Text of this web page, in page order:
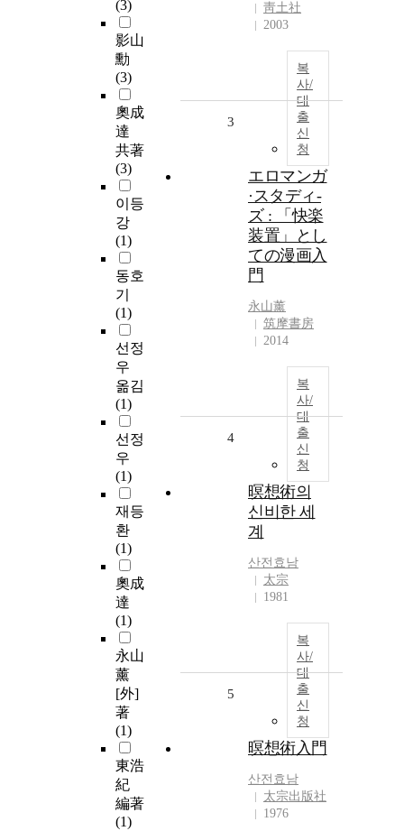
(3)
影山
勳
(3)
奧成
達
共著
(3)
이등
강
(1)
동호
기
(1)
선정
우
옮김
(1)
선정
우
(1)
재등
환
(1)
奧成
達
(1)
永山
薰
[外]
著
(1)
東浩
紀
編著
(1)
靑土社
2003
복
사/
대
출
신
청
3
エロマンガ
·スタディ-
ズ : 「快楽
装置」とし
ての漫画入
門
永山薰
筑摩書房
2014
복
사/
대
출
신
청
4
暝想術의
신비한 세
계
산전효남
太宗
1981
복
사/
대
출
신
청
5
暝想術入門
산전효남
太宗出版社
1976